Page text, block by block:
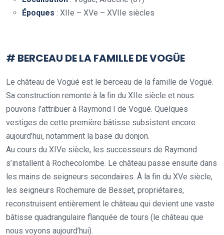
Époques : XIIe – XVe – XVIIe siècles
# BERCEAU DE LA FAMILLE DE VOGÜE
Le château de Vogüé est le berceau de la famille de Vogüé.
Sa construction remonte à la fin du XIIe siècle et nous
pouvons l’attribuer à Raymond I de Vogüé. Quelques
vestiges de cette première bâtisse subsistent encore
aujourd’hui, notamment la base du donjon.
Au cours du XIVe siècle, les successeurs de Raymond
s’installent à Rochecolombe. Le château passe ensuite dans
les mains de seigneurs secondaires. À la fin du XVe siècle,
les seigneurs Rochemure de Besset, propriétaires,
reconstruisent entièrement le château qui devient une vaste
bâtisse quadrangulaire flanquée de tours (le château que
nous voyons aujourd’hui).